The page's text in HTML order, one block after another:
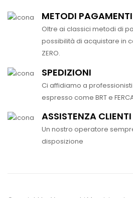
METODI PAGAMENTI
Oltre ai classici metodi di
possibilità di acquistare in
ZERO.
SPEDIZIONI
Ci affidiamo a
espresso come BRT e
ASSISTENZA CLIENTI
Un nostro operatore
disposizione